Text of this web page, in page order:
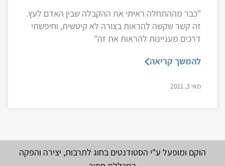
"כבר מההתחלה ראיתי את ההקבלה שבין האדם לעץ.
זה קשר שקשה להראות בצורה לא קיטשית, וחיפשתי
דרכים מעניינות להראות את זה"
להמשך קריאה
מאי 3, 2011
הוקם ומופעל ע"י הסטודנטים בחוג לתרבות, יצירה והפקה